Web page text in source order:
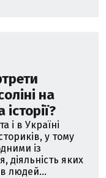
на
і в Україні
у тому
із
діяльність яких
людей...